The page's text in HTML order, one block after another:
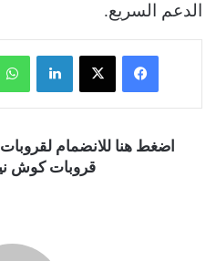
الدعم السريع.
فيسبوك ‫X لينكدإن
اضغط هنا للانضمام
قروبات كوش